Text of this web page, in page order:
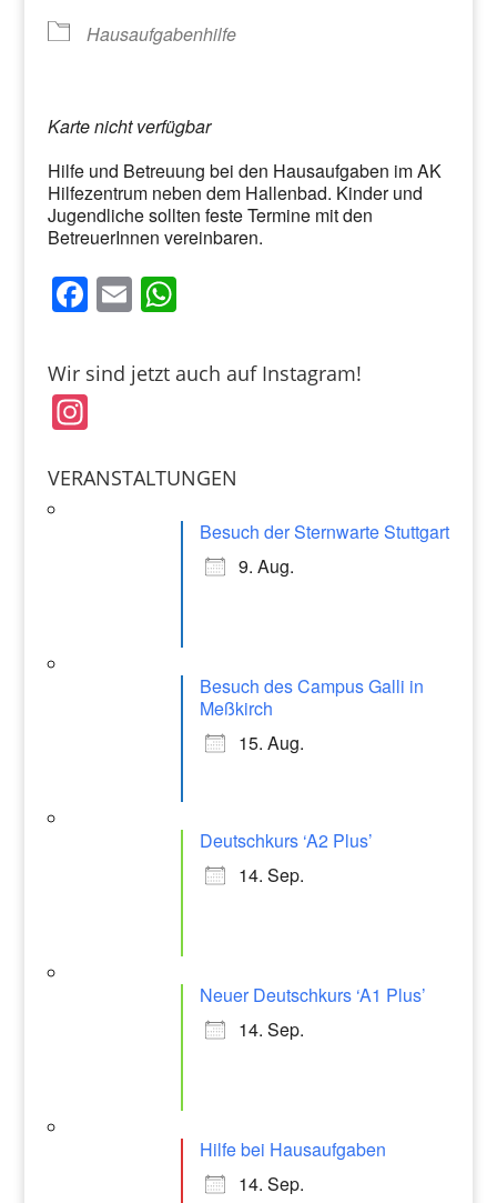
Hausaufgabenhilfe
Karte nicht verfügbar
Hilfe und Betreuung bei den Hausaufgaben im AK
Hilfezentrum neben dem Hallenbad. Kinder und
Jugendliche sollten feste Termine mit den
BetreuerInnen vereinbaren.
F
c
e
b
o
E
ai
l
W
at
p
Wir sind jetzt auch auf Instagram!
In
a
VERANSTALTUNGEN
Besuch der Sternwarte Stuttgart
9. Aug.
Besuch des Campus Galli in
Meßkirch
15. Aug.
Deutschkurs ‘A2 Plus’
14. Sep.
Neuer Deutschkurs ‘A1 Plus’
14. Sep.
Hilfe bei Hausaufgaben
14. Sep.